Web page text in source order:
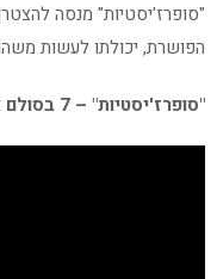
"סופרז'יסטיות" מנסה
הפושרת, יכולתו לעשות
"סופרז'יסטיות" – 7 בסולם אורשר